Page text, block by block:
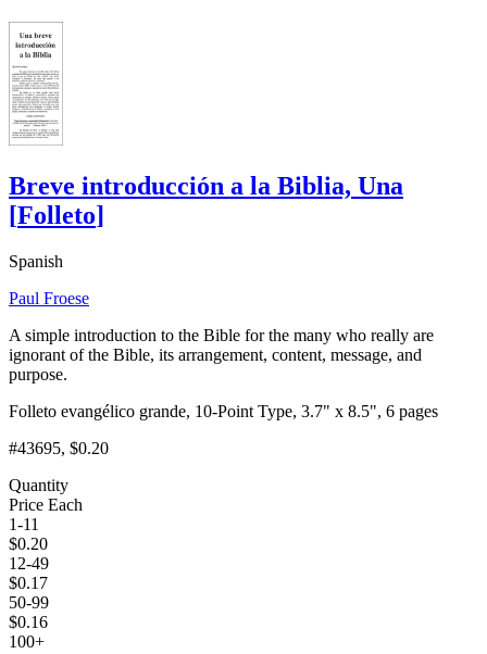
Breve introducción a la Biblia, Una
[Folleto]
Spanish
Paul Froese
A simple introduction to the Bible for the many who really are
ignorant of the Bible, its arrangement, content, message, and
purpose.
Folleto evangélico grande, 10-Point Type, 3.7" x 8.5", 6 pages
#43695, $0.20
Quantity
Price Each
1-11
$0.20
12-49
$0.17
50-99
$0.16
100+